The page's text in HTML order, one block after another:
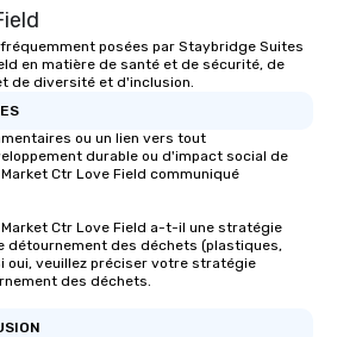
posées par Staybridge Suites
en matière de santé et de sécurité, de
de diversité et d'inclusion.
ou un lien vers tout
durable ou d'impact social de
Ctr Love Field communiqué
Ctr Love Field a-t-il une stratégie
détournement des déchets (plastiques,
oui, veuillez préciser votre stratégie
des déchets.